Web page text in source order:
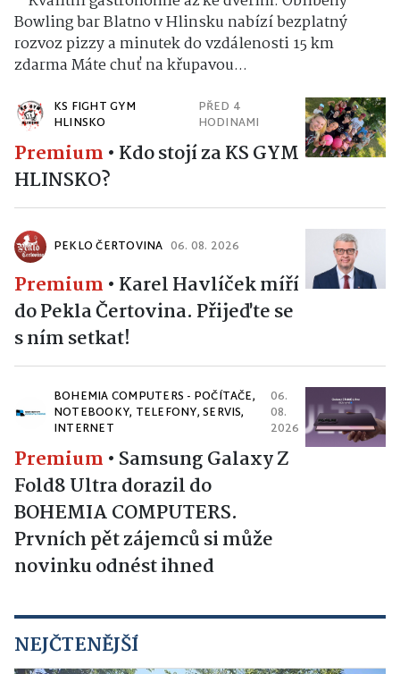
Bowling bar Blatno v Hlinsku nabízí bezplatný
rozvoz pizzy a minutek do vzdálenosti 15 km
zdarma Máte chuť na křupavou...
KS FIGHT GYM
HLINSKO
PŘED 4
HODINAMI
Premium • Kdo stojí za KS GYM
HLINSKO?
PEKLO ČERTOVINA 06. 08. 2026
Premium • Karel Havlíček míří
do Pekla Čertovina. Přijeďte se
s ním setkat!
BOHEMIA COMPUTERS - POČÍTAČE,
NOTEBOOKY, TELEFONY, SERVIS,
INTERNET
06.
08.
2026
Premium • Samsung Galaxy Z
Fold8 Ultra dorazil do
BOHEMIA COMPUTERS.
Prvních pět zájemců si může
novinku odnést ihned
NEJČTENĚJŠÍ